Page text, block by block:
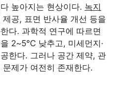
높아지는 현상이다. 녹지
공, 표면 반사율 개선 등을
다. 과학적 연구에 따르면
2~5℃ 낮추고, 미세먼지·
한다. 그러나 공간 제약, 관
제가 여전히 존재한다.